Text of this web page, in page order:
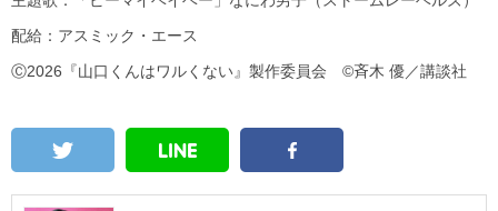
配給：アスミック・エース
Ⓒ2026『山口くんはワルくない』製作委員会 ©斉木 優／講談社